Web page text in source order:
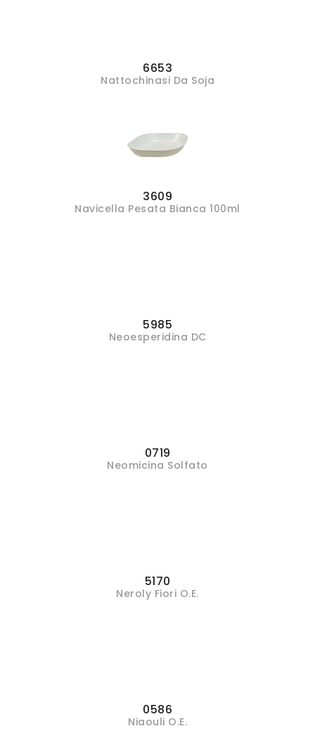
6653
Nattochinasi Da Soja
3609
Navicella Pesata Bianca 100ml
5985
Neoesperidina DC
0719
Neomicina Solfato
5170
Neroly Fiori O.E.
0586
Niaouli O.E.